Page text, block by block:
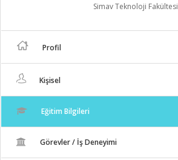
Simav Teknoloji Fakültesi
Profil
Kişisel
Eğitim Bilgileri
Görevler / İş Deneyimi